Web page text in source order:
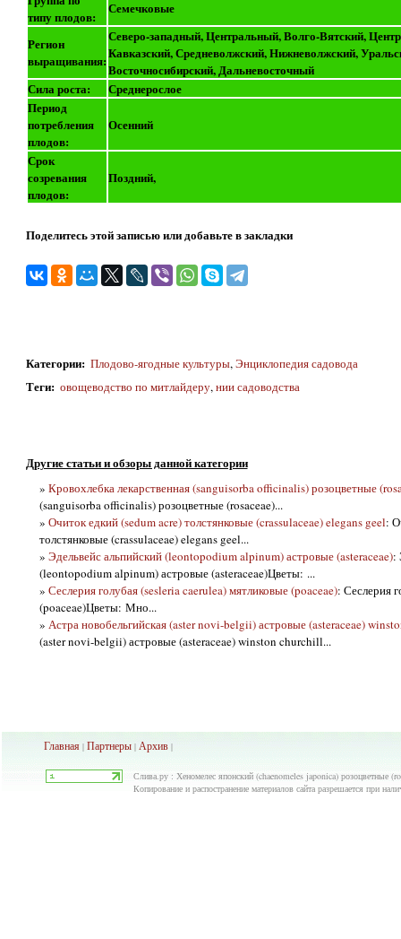
типу плодов:
Семечковые
Регион
выращивания:
Северо-западный, Центральный, Волго-Вятский,
Кавказский, Средневолжский, Нижневолжский,
Восточносибирский, Дальневосточный
Сила роста:
Среднерослое
Период
потребления
плодов:
Осенний
Срок
созревания
плодов:
Поздний,
Поделитесь этой записью или добавьте в закладки
Категории: Плодово-ягодные культуры,Энциклопедия садовода
Теги: овощеводство по митлайдеру,нии садоводства
Другие статьи и обзоры данной категории
» Кровохлебка лекарственная (sanguisorba officinalis) розоцветные
(sanguisorba officinalis) розоцветные (rosaceae)...
» Очиток едкий (sedum acre) толстянковые (crassulaceae) elegans geel:
толстянковые (crassulaceae) elegans geel...
» Эдельвейс альпийский (leontopodium alpinum) астровые (asteraceae):
(leontopodium alpinum) астровые (asteraceae)Цветы: ...
» Сеслерия голубая (sesleria caerulea) мятликовые (poaceae): Сеслерия
(poaceae)Цветы: Мно...
» Астра новобельгийская (aster novi-belgii) астровые (asteraceae)
(aster novi-belgii) астровые (asteraceae) winston churchill...
Главная| Партнеры| Архив|
Слива.ру : Хеномелес японский (chaenomeles japonica) розоцветные
Копирование и распостранение материалов сайта разрешается при